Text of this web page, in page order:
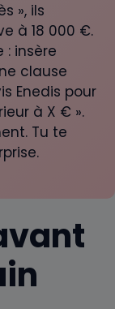
», ils
à 18 000 €.
: insère
clause
Enedis pour
à X € ».
Tu te